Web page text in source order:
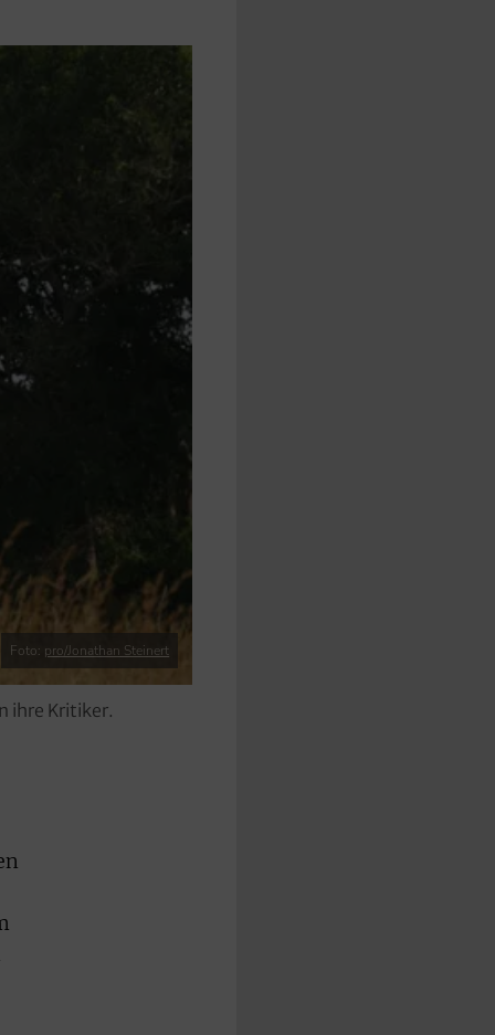
Foto: pro/Jonathan Steinert
ihre Kritiker.